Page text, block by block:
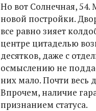
Но вот Солнечная, 54.
новой постройки.
все равно зияет
центре цитаделью
десятков, даже с
осмыслению не
них мало. Почти весь
Впрочем, наличие
признанием статуса.